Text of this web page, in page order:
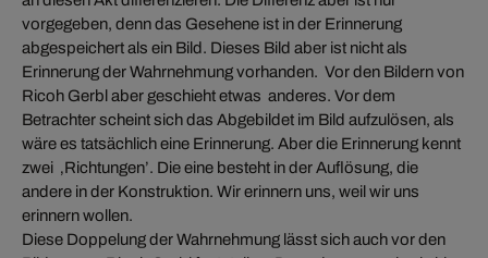
vorgegeben, denn das Gesehene ist in der Erinnerung
abgespeichert als ein Bild. Dieses Bild aber ist nicht als
Erinnerung der Wahrnehmung vorhanden. Vor den Bildern von
Ricoh Gerbl aber geschieht etwas anderes. Vor dem
Betrachter scheint sich das Abgebildet im Bild aufzulösen, als
wäre es tatsächlich eine Erinnerung. Aber die Erinnerung kennt
zwei ‚Richtungen’. Die eine besteht in der Auflösung, die
andere in der Konstruktion. Wir erinnern uns, weil wir uns
erinnern wollen.
Diese Doppelung der Wahrnehmung lässt sich auch vor den